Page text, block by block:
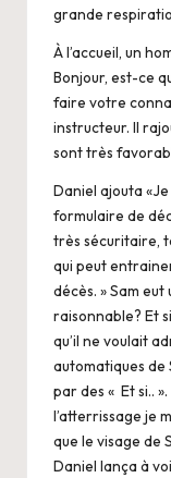
grande
À l’accueil, un
Bonjour, est-ce
faire votre
instructeur. Il
sont très
Daniel ajouta
formulaire de
très sécuritaire,
qui peut
décès. » Sam
raisonnable? Et
qu’il ne voulait
automatiques
par des « Et si..
l’atterrissage je
que le visage de
Daniel lança à